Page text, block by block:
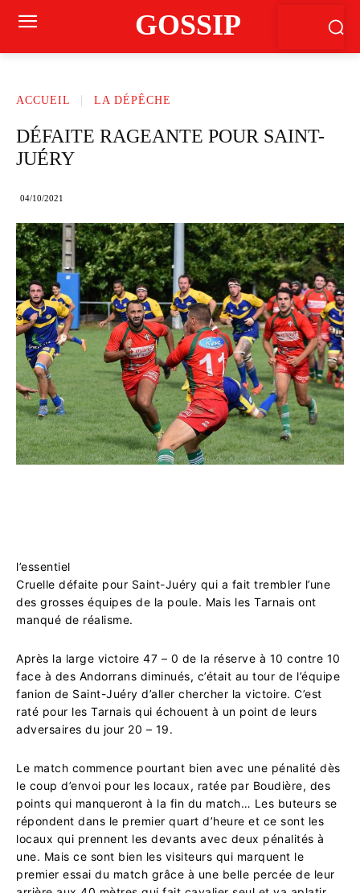
GOSSIP
ACCUEIL LA DÉPÊCHE
DÉFAITE RAGEANTE POUR SAINT-
JUÉRY
04/10/2021
l’essentiel
Cruelle défaite pour Saint-Juéry qui a fait trembler l’une
des grosses équipes de la poule. Mais les Tarnais ont
manqué de réalisme.
Après la large victoire 47 – 0 de la réserve à 10 contre 10
face à des Andorrans diminués, c’était au tour de l’équipe
fanion de Saint-Juéry d’aller chercher la victoire. C’est
raté pour les Tarnais qui échouent à un point de leurs
adversaires du jour 20 – 19.
Le match commence pourtant bien avec une pénalité dès
le coup d’envoi pour les locaux, ratée par Boudière, des
points qui manqueront à la fin du match… Les buteurs se
répondent dans le premier quart d’heure et ce sont les
locaux qui prennent les devants avec deux pénalités à
une. Mais ce sont bien les visiteurs qui marquent le
premier essai du match grâce à une belle percée de leur